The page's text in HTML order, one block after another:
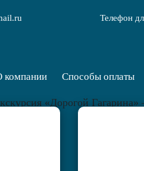
Телефон
компании Способы оплаты
«Дорогой